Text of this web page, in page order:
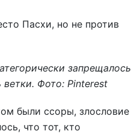
запрещалось
ветки. Фото: Pinterest
были ссоры, злословие
что тот, кто